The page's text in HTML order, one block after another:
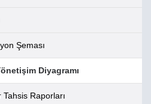
Şeması
Diyagramı
Raporları